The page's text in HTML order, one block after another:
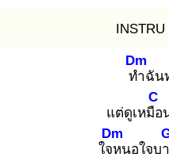
INSTRU
ทำ
Dm
ฉัน
แต่ดูเหมือ
C
ใจห
Dm
นอใจบ